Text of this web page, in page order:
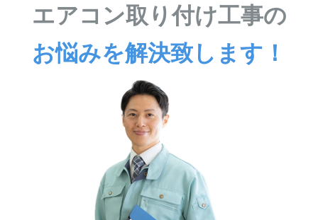
エアコン取り付け工事の
お悩みを解決致します！